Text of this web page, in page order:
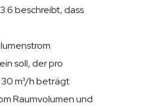
beschreibt, dass
soll, der pro
m³/h beträgt
Raumvolumen und